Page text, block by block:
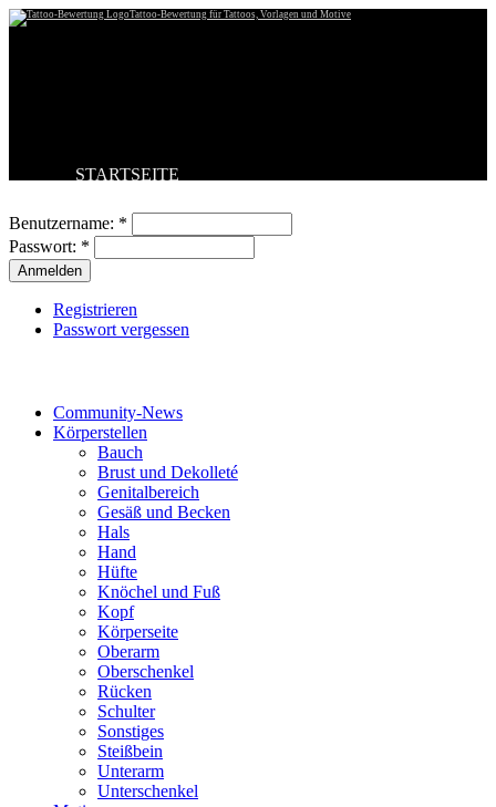
Tattoo-Bewertung für Tattoos, Vorlagen und Motive
STARTSEITE
BESTE TATTOOS
NEUESTE TATTOOS
KOMMENTARE
FORUM
Benutzername: *
Passwort: *
Registrieren
Passwort vergessen
Community-News
Körperstellen
Bauch
Brust und Dekolleté
Genitalbereich
Gesäß und Becken
Hals
Hand
Hüfte
Knöchel und Fuß
Kopf
Körperseite
Oberarm
Oberschenkel
Rücken
Schulter
Sonstiges
Steißbein
Unterarm
Unterschenkel